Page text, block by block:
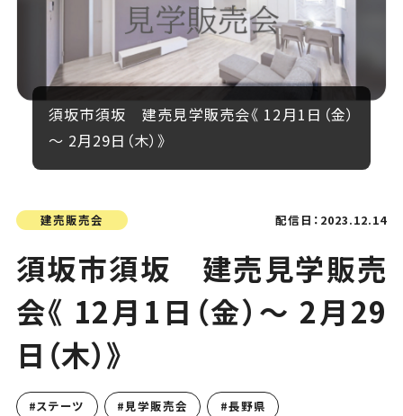
須坂市須坂 建売見学販売会《 12月1日（金）
～ 2月29日（木）》
建売販売会 配信日：2023.12.14
須坂市須坂 建売見学販売
会《 12月1日（金）～ 2月29
日（木）》
#ステーツ #見学販売会 #長野県